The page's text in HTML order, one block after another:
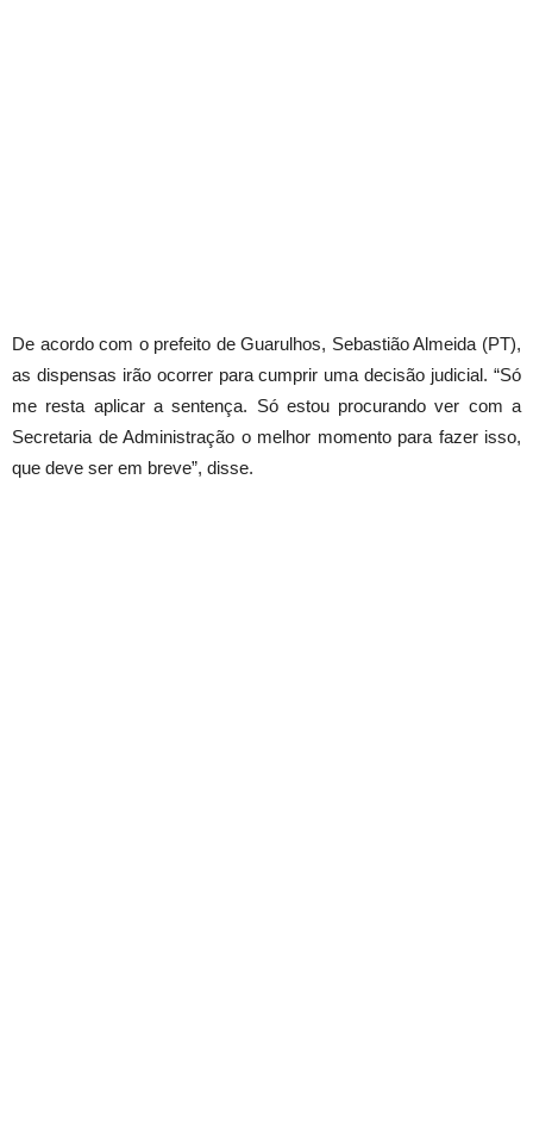
De acordo com o prefeito de Guarulhos, Sebastião Almeida (PT),
as dispensas irão ocorrer para cumprir uma decisão judicial. “Só
me resta aplicar a sentença. Só estou procurando ver com a
Secretaria de Administração o melhor momento para fazer isso,
que deve ser em breve”, disse.